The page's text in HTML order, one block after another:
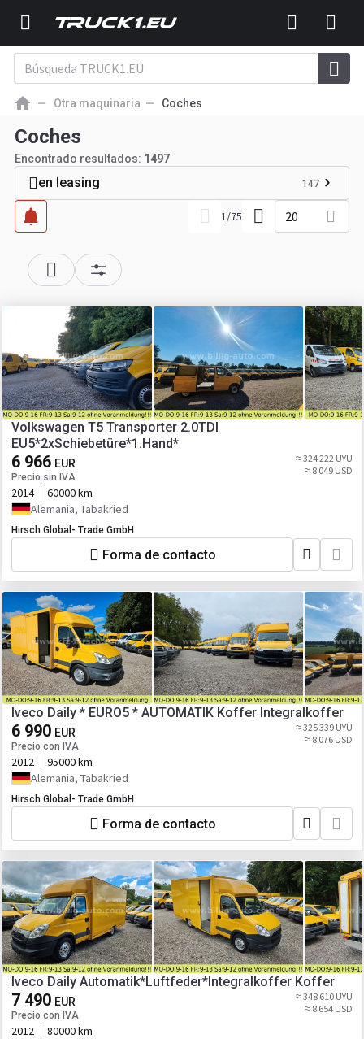
Otra maquinaria Coches
Coches
Encontrado resultados: 1497
en leasing 147
1/75 20
Volkswagen T5 Transporter 2.0TDI
EU5*2xSchiebetüre*1.Hand*
6 966 EUR
Precio sin IVA
≈ 324 222 UYU
≈ 8 049 USD
2014
60000 km
Alemania, Tabakried
Hirsch Global- Trade GmbH
Forma de contacto
Iveco Daily * EURO5 * AUTOMATIK Koffer Integralkoffer
6 990 EUR
Precio con IVA
≈ 325 339 UYU
≈ 8 076 USD
2012
95000 km
Alemania, Tabakried
Hirsch Global- Trade GmbH
Forma de contacto
Iveco Daily Automatik*Luftfeder*Integralkoffer Koffer
7 490 EUR
Precio con IVA
≈ 348 610 UYU
≈ 8 654 USD
2012
80000 km